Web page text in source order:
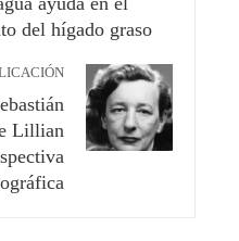
del hígado graso
Lillian